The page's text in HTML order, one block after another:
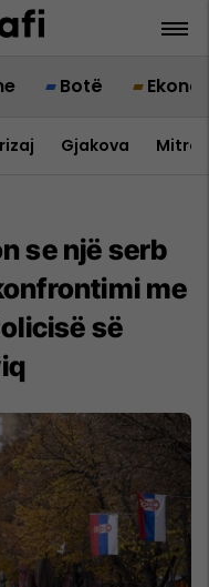
Botë
Gjakova
se një serb
me
së